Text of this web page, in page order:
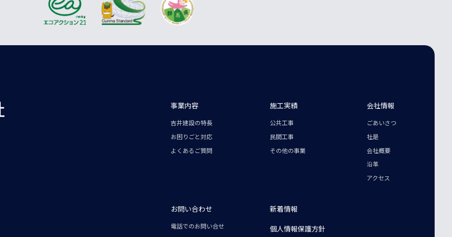
事業内容
吉井建設の特長
お困りごと対応
よくあるご質問
施工実績
公共工事
民間工事
その他の事業
会社情報
ごあいさつ
社是
会社概要
沿革
アクセス
お問い合わせ
電話でのお問い合せ
新着情報
個人情報保護方針